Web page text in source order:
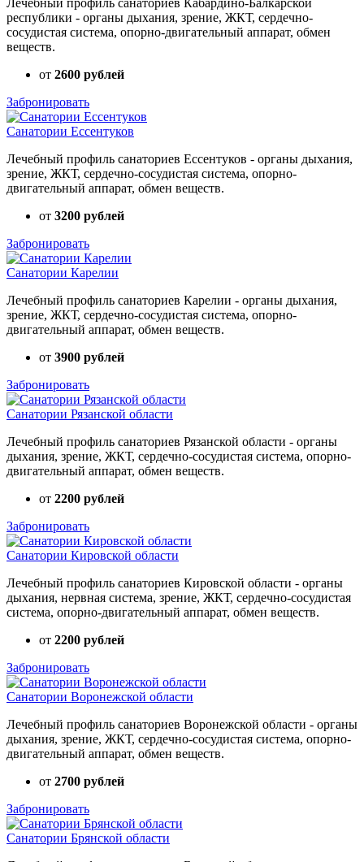
Лечебный профиль санаториев Кабардино-Балкарской
республики - органы дыхания, зрение, ЖКТ, сердечно-
сосудистая система, опорно-двигательный аппарат, обмен
веществ.
от 2600 рублей
Забронировать
Санатории Ессентуков
Лечебный профиль санаториев Ессентуков - органы дыхания,
зрение, ЖКТ, сердечно-сосудистая система, опорно-
двигательный аппарат, обмен веществ.
от 3200 рублей
Забронировать
Санатории Карелии
Лечебный профиль санаториев Карелии - органы дыхания,
зрение, ЖКТ, сердечно-сосудистая система, опорно-
двигательный аппарат, обмен веществ.
от 3900 рублей
Забронировать
Санатории Рязанской области
Лечебный профиль санаториев Рязанской области - органы
дыхания, зрение, ЖКТ, сердечно-сосудистая система, опорно-
двигательный аппарат, обмен веществ.
от 2200 рублей
Забронировать
Санатории Кировской области
Лечебный профиль санаториев Кировской области - органы
дыхания, нервная система, зрение, ЖКТ, сердечно-сосудистая
система, опорно-двигательный аппарат, обмен веществ.
от 2200 рублей
Забронировать
Санатории Воронежской области
Лечебный профиль санаториев Воронежской области - органы
дыхания, зрение, ЖКТ, сердечно-сосудистая система, опорно-
двигательный аппарат, обмен веществ.
от 2700 рублей
Забронировать
Санатории Брянской области